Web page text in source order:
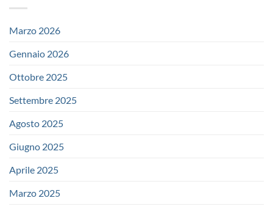
Marzo 2026
Gennaio 2026
Ottobre 2025
Settembre 2025
Agosto 2025
Giugno 2025
Aprile 2025
Marzo 2025